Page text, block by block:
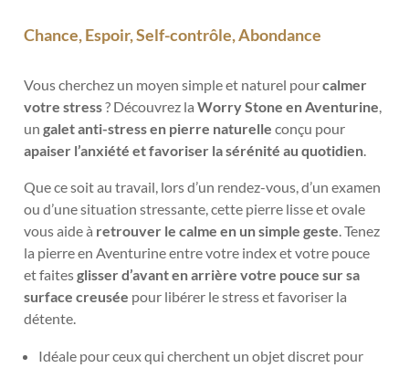
Chance, Espoir, Self-contrôle, Abondance
Vous cherchez un moyen simple et naturel pourcalmer
votre stress? Découvrez laWorry Stone en Aventurine
ungalet anti-stress en pierre naturelle conçu pour
apaiser l’anxiété et favoriser la sérénité au quotidien
Que ce soit au travail, lors d’un rendez-vous, d’un examen
ou d’une situation stressante, cette pierre lisse et ovale
vous aide à retrouver le calme en un simple geste . Tenez
la pierre en Aventurine entre votre index et votre pouce
et faitesglisser d’avant en arrière votre pouce sur sa
surface creusée pour libérer le stress et favoriser la
détente.
Idéale pour ceux qui cherchent un objet discret pour